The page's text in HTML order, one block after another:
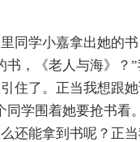
同学小嘉拿出她的书
书，《老人与海》？
引住了。正当我想跟
同学围着她要抢书看
还能拿到书呢？正